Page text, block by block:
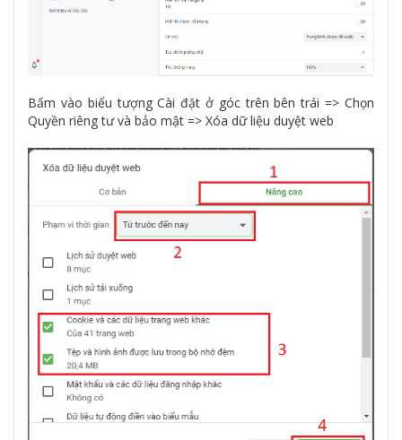
Bấm vào biểu tượng Cài đặt ở góc trên bên trái => Chọn
Quyền riêng tư và bảo mật => Xóa dữ liệu duyệt web